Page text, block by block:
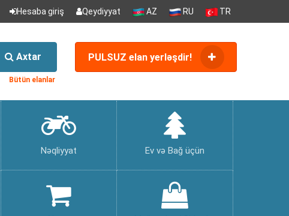
Hesaba giriş Qeydiyyat AZ RU TR
Axtar
Bütün elanlar
PULSUZ elan yerləşdir!
Nəqliyyat Ev və Bağ üçün